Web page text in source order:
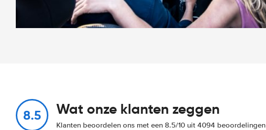
8.5 Wat onze klanten zeggen
Klanten beoordelen ons met een 8.5/10 uit 4094 beoordelingen